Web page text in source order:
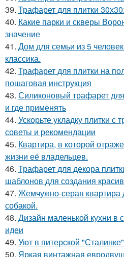
39. Трафарет для плитки
40. Какие парки и скверы
значение
41. Дом для семьи из 5
классика.
42. Трафарет для плитки на
пошаговая инструкция
43. Силиконовый трафарет
и где применять
44. Ускорьте укладку плитки с
советы и рекомендации
45. Квартира, в которой
жизни её владельцев.
46. Трафарет для декора
шаблонов для создания
47. Жемчужно-серая квартира
собакой.
48. Дизайн маленькой кухни в
идеи
49. Уют в питерской
50. Яркая винтажная